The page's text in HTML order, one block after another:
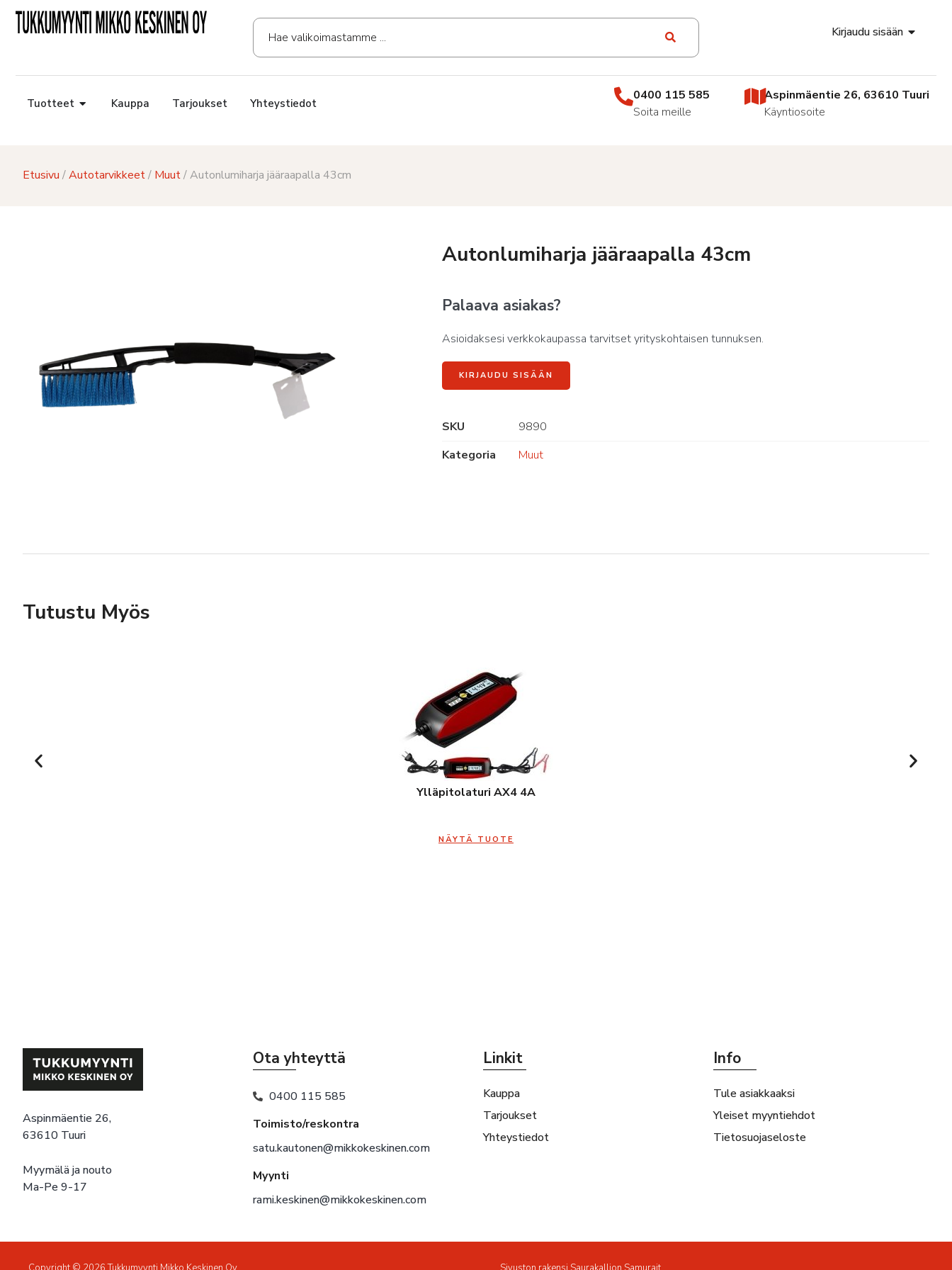
Kirjaudu sisään
Tuotteet Kauppa Tarjoukset Yhteystiedot
0400 115 585
Soita meille
Aspinmäentie 26, 63610 Tuuri
Käyntiosoite
Etusivu /Autotarvikkeet/ Muut/ Autonlumiharja jääraapalla 43cm
Autonlumiharja jääraapalla 43cm
Palaava asiakas?
Asioidaksesi verkkokaupassa tarvitset yrityskohtaisen tunnuksen.
KIRJAUDU SISÄÄN
SKU
9890
Kategoria
Muut
Tutustu Myös
Ylläpitolaturi AX4 4A
NÄYTÄ TUOTE
Aspinmäentie 26,
63610 Tuuri
Myymälä ja nouto
Ma-Pe 9-17
Ota yhteyttä
0400 115 585
Toimisto/reskontra
satu.kautonen@mikkokeskinen.com
Myynti
rami.keskinen@mikkokeskinen.com
Linkit
Kauppa
Tarjoukset
Yhteystiedot
Info
Tule asiakkaaksi
Yleiset myyntiehdot
Tietosuojaseloste